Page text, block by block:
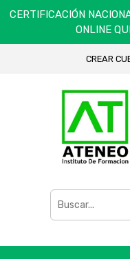
CERTIFICACIÓN
ONLINE
CREAR